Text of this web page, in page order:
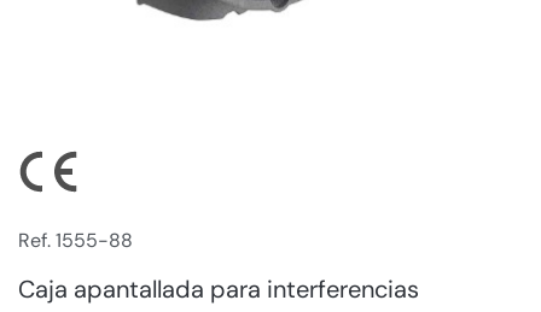
Ref. 1555-88
Caja apantallada para interferencias